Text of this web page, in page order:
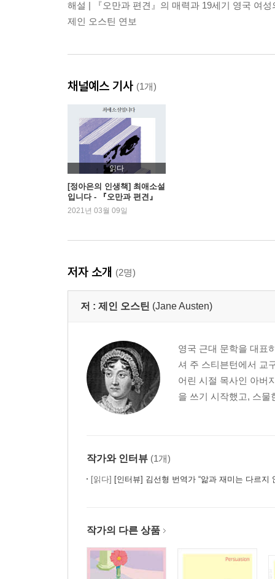
해설 | 『오만과 편견』의 매력과 19세기 영국 여성
제인 오스틴 연보
채널예스 기사 (1개)
읽다
[정아은의 인생책] 최애소설
입니다 - 『오만과 편견』
2021년 03월 09일
저자 소개 (2명)
저 : 제인 오스틴 (Jane Austen)
영국 근대 문학을 대표
셔 주 스티븐턴에서 교
어린 시절 목사인 아버
을 쓰기 시작했고, 스물
작가와 인터뷰 (1개)
[읽다] [인터뷰] 김선형 번역가 “앎과 재미는 다르지
작가의 다른 상품